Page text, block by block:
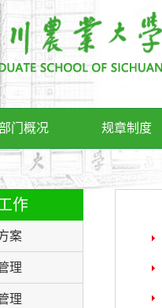
门概况 规章制度
作
案
理
理